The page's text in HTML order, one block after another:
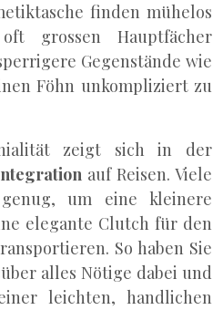
finden mühelos
grossen Hauptfächer
Gegenstände wie
Föhn unkompliziert zu
zeigt sich in der
auf Reisen. Viele
um eine kleinere
elegante Clutch für den
So haben Sie
alles Nötige dabei und
leichten, handlichen